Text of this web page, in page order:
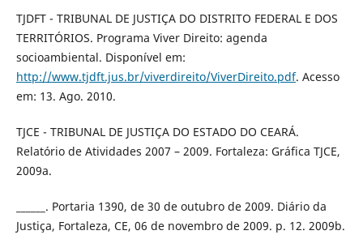
TJDFT - TRIBUNAL DE JUSTIÇA DO DISTRITO FEDERAL E DOS
TERRITÓRIOS. Programa Viver Direito: agenda
socioambiental. Disponível em:
http://www.tjdft.jus.br/viverdireito/ViverDireito.pdf. Acesso
em: 13. Ago. 2010.
TJCE - TRIBUNAL DE JUSTIÇA DO ESTADO DO CEARÁ.
Relatório de Atividades 2007 – 2009. Fortaleza: Gráfica TJCE,
2009a.
______. Portaria 1390, de 30 de outubro de 2009. Diário da
Justiça, Fortaleza, CE, 06 de novembro de 2009. p. 12. 2009b.